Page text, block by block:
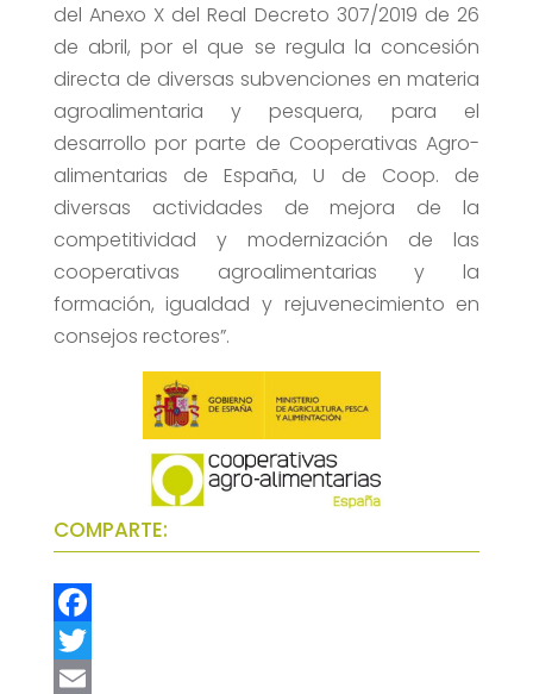
del Anexo X del Real Decreto 307/2019 de 26
de abril, por el que se regula la concesión
directa de diversas subvenciones en materia
agroalimentaria y pesquera, para el
desarrollo por parte de Cooperativas Agro-
alimentarias de España, U de Coop. de
diversas actividades de mejora de la
competitividad y modernización de las
cooperativas agroalimentarias y la
formación, igualdad y rejuvenecimiento en
consejos rectores”.
COMPARTE:
F
a
T